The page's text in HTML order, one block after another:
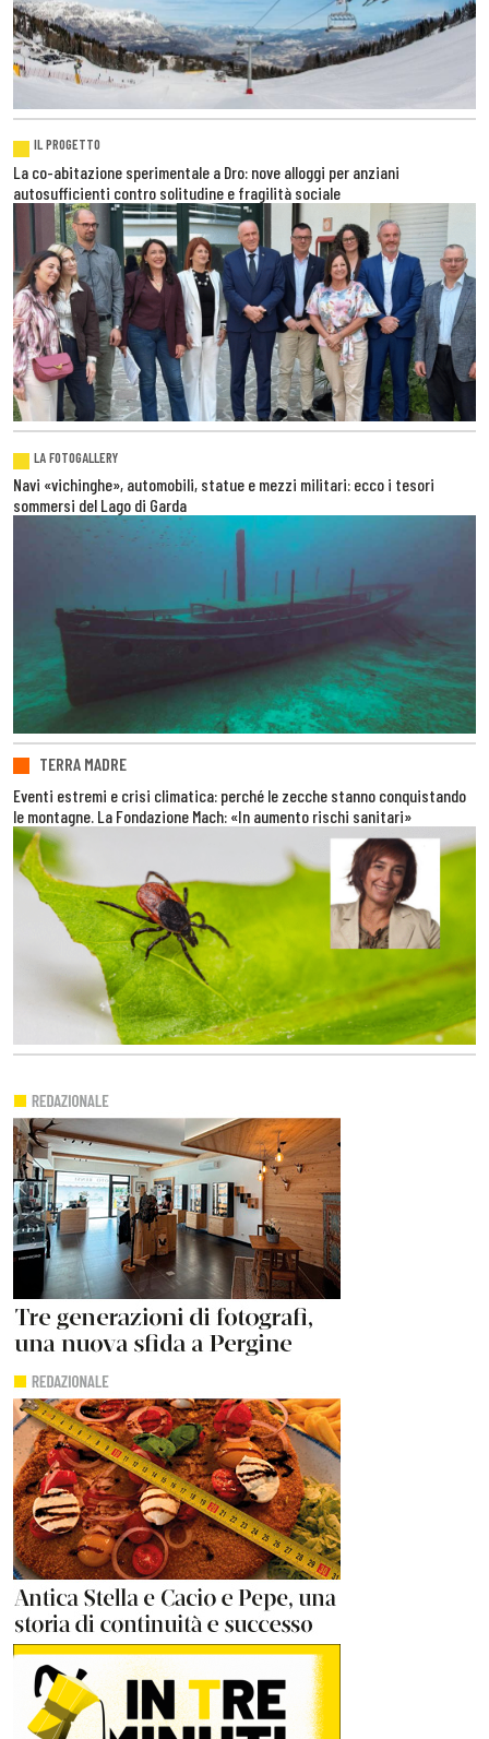
IL PROGETTO
La co-abitazione sperimentale a Dro: nove alloggi per anziani
autosufficienti contro solitudine e fragilità sociale
LA FOTOGALLERY
Navi «vichinghe», automobili, statue e mezzi militari: ecco i tesori
sommersi del Lago di Garda
TERRA MADRE
Eventi estremi e crisi climatica: perché le zecche stanno conquistando
le montagne. La Fondazione Mach: «In aumento rischi sanitari»